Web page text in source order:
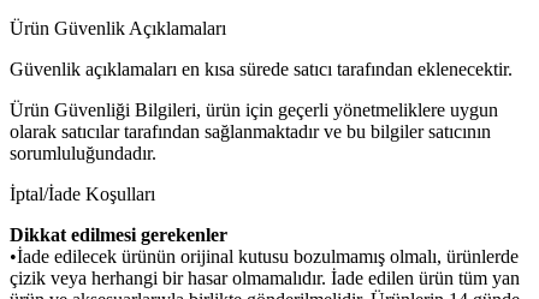
Ürün Güvenlik Açıklamaları
Güvenlik açıklamaları en kısa sürede satıcı tarafından eklenecektir.
Ürün Güvenliği Bilgileri, ürün için geçerli yönetmeliklere uygun
olarak satıcılar tarafından sağlanmaktadır ve bu bilgiler satıcının
sorumluluğundadır.
İptal/İade Koşulları
Dikkat edilmesi gerekenler
•İade edilecek ürünün orijinal kutusu bozulmamış olmalı, ürünlerde
çizik veya herhangi bir hasar olmamalıdır. İade edilen ürün tüm yan